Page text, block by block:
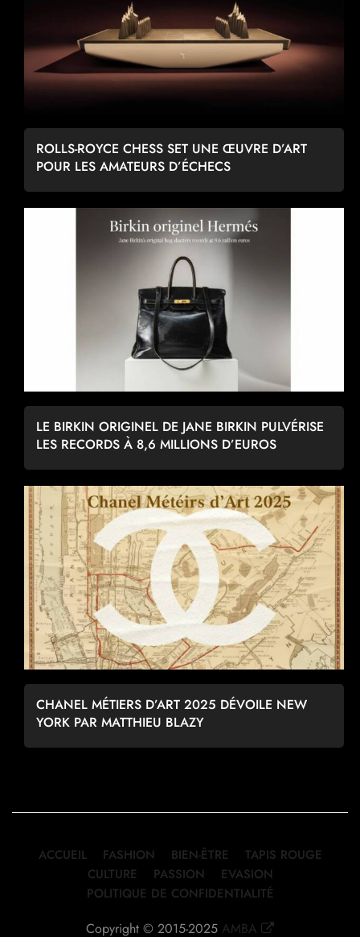
ROLLS-ROYCE CHESS SET UNE ŒUVRE D’ART
POUR LES AMATEURS D’ÉCHECS
LE BIRKIN ORIGINEL DE JANE BIRKIN PULVÉRISE
LES RECORDS À 8,6 MILLIONS D’EUROS
CHANEL MÉTIERS D’ART 2025 DÉVOILE NEW
YORK PAR MATTHIEU BLAZY
ACCUEIL FASHION BIEN-ÊTRE
TAPIS ROUGE
CULTURE
PASSION
EVASION
POLITIQUE DE CONFIDENTIALITÉ
Copyright © 2015-2025 AMBA